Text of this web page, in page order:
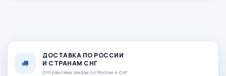
ДОСТАВКА ПО РОССИИ
И СТРАНАМ СНГ
Отправляем заказы по России и СНГ